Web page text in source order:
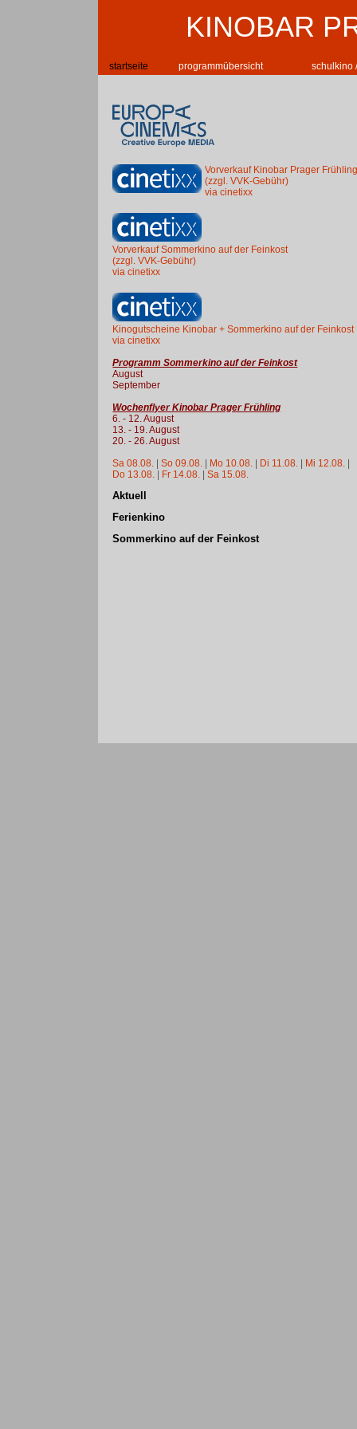
KINOBAR
startseite programmübersicht schulkino
Vorverkauf Kinobar Prager
(zzgl. VVK-Gebühr)
via cinetixx
Vorverkauf Sommerkino auf der Feinkost
(zzgl. VVK-Gebühr)
via cinetixx
Kinogutscheine Kinobar + Sommerkino auf der Feinkost
via cinetixx
Programm Sommerkino auf der Feinkost
August
September
Wochenflyer Kinobar Prager Frühling
6. - 12. August
13. - 19. August
20. - 26. August
Sa 08.08. |So 09.08. | Mo 10.08. | Di 11.08. | Mi 12.08. |
Do 13.08. | Fr 14.08. |Sa 15.08.
Aktuell
Ferienkino
Sommerkino auf der Feinkost